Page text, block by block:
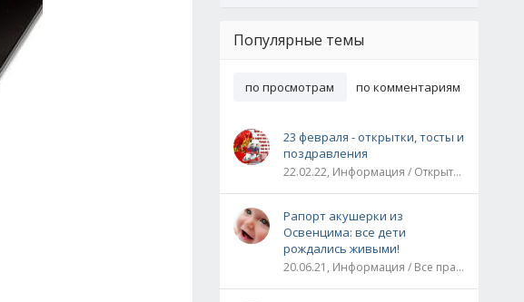
Популярные темы
по просмотрам по комментариям
23 февраля - открытки, тосты и
поздравления
22.02.22, Информация / Открытки / Все праздники
Рапорт акушерки из
Освенцима: все дети
рождались живыми!
20.06.21, Информация / Все праздники / Рассказы и истории